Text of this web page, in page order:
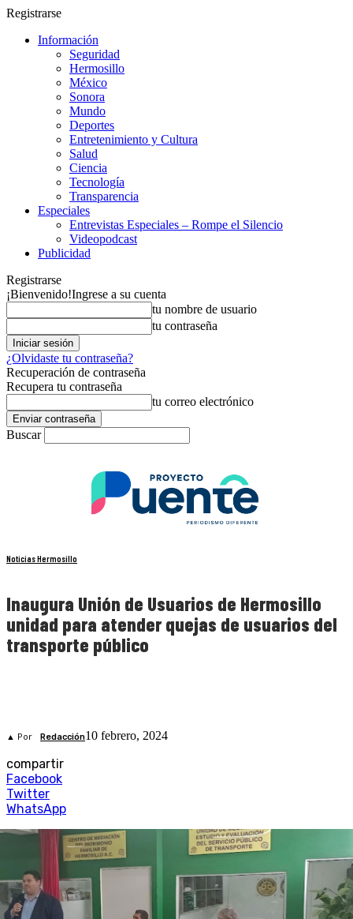
Registrarse
Información
Seguridad
Hermosillo
México
Sonora
Mundo
Deportes
Entretenimiento y Cultura
Salud
Ciencia
Tecnología
Transparencia
Especiales
Entrevistas Especiales – Rompe el Silencio
Videopodcast
Publicidad
Registrarse
¡Bienvenido!Ingrese a su cuenta
tu nombre de usuario
tu contraseña
¿Olvidaste tu contraseña?
Recuperación de contraseña
Recupera tu contraseña
tu correo electrónico
Buscar
Noticias Hermosillo
Inaugura Unión de Usuarios de Hermosillo
unidad para atender quejas de usuarios del
transporte público
▲ Por Redacción10 febrero, 2024
compartir
Facebook
Twitter
WhatsApp